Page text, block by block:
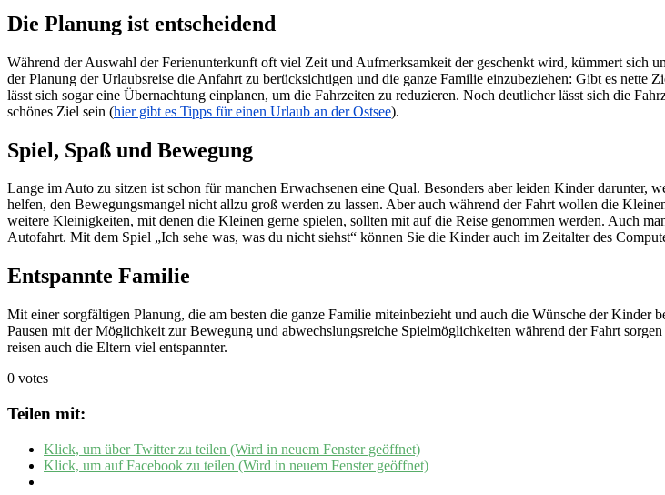
Die Planung ist entscheidend
Während der Auswahl der Ferienunterkunft oft viel Zeit und Aufmerksamkeit der geschenkt wird, kümmert sich
der Planung der Urlaubsreise die Anfahrt zu berücksichtigen und die ganze Familie einzubeziehen: Gibt es nette
lässt sich sogar eine Übernachtung einplanen, um die Fahrzeiten zu reduzieren. Noch deutlicher lässt sich die
schönes Ziel sein (hier gibt es Tipps für einen Urlaub an der Ostsee).
Spiel, Spaß und Bewegung
Lange im Auto zu sitzen ist schon für manchen Erwachsenen eine Qual. Besonders aber leiden Kinder darunter,
helfen, den Bewegungsmangel nicht allzu groß werden zu lassen. Aber auch während der Fahrt wollen die
weitere Kleinigkeiten, mit denen die Kleinen gerne spielen, sollten mit auf die Reise genommen werden. Auch
Autofahrt. Mit dem Spiel „Ich sehe was, was du nicht siehst“ können Sie die Kinder auch im Zeitalter des
Entspannte Familie
Mit einer sorgfältigen Planung, die am besten die ganze Familie miteinbezieht und auch die Wünsche der
Pausen mit der Möglichkeit zur Bewegung und abwechslungsreiche Spielmöglichkeiten während der Fahrt
reisen auch die Eltern viel entspannter.
0 votes
Teilen mit:
Klick, um über Twitter zu teilen (Wird in neuem Fenster geöffnet)
Klick, um auf Facebook zu teilen (Wird in neuem Fenster geöffnet)